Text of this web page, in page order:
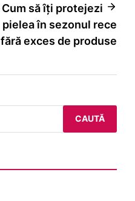
Cum să îți protejezi
pielea în sezonul rece
fără exces de produse